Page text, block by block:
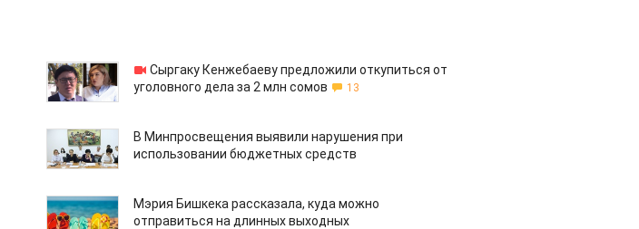
Сыргаку Кенжебаеву предложили откупиться от
уголовного дела за 2 млн сомов
13
В Минпросвещения выявили нарушения при
использовании бюджетных средств
Мэрия Бишкека рассказала, куда можно
отправиться на длинных выходных